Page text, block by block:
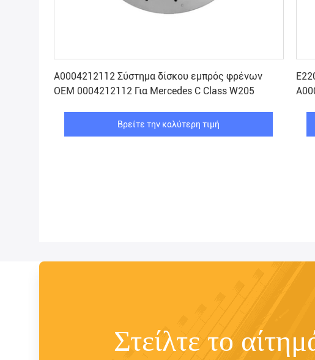
A0004212112 Σύστημα δίσκου εμπρός φρένων
OEM 0004212112 Για Mercedes C Class W205
Βρείτε την καλύτερη τιμή
Στείλτε το